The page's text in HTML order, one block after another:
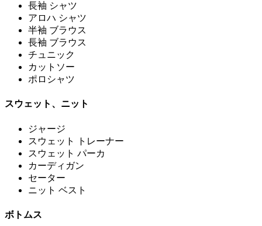
長袖 シャツ
アロハ シャツ
半袖 ブラウス
長袖 ブラウス
チュニック
カットソー
ポロシャツ
スウェット、ニット
ジャージ
スウェット トレーナー
スウェット パーカ
カーディガン
セーター
ニット ベスト
ボトムス